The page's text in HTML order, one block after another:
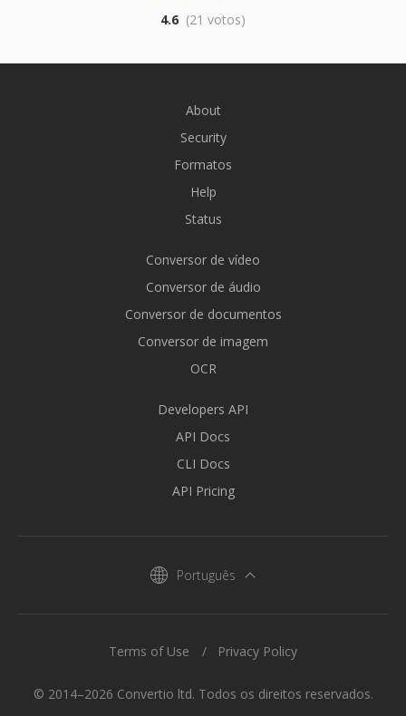
4.6 (21 votos)
About
Security
Formatos
Help
Status
Conversor de vídeo
Conversor de áudio
Conversor de documentos
Conversor de imagem
OCR
Developers API
API Docs
CLI Docs
API Pricing
Português
© 2014–2026 Convertio ltd. Todos os direitos reservados.
Terms of Use Privacy Policy